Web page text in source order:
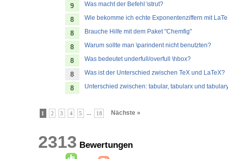
9 Was macht der Befehl \strut?
8 Wie bekomme ich echte Exponentenziffern mit
8 Brauche Hilfe mit dem Paket "Chemfig"
8 Warum sollte man \parindent nicht benutzten?
8 Was bedeutet underfull/overfull \hbox?
8 Was ist der Unterschied zwischen TeX und LaTeX?
8 Unterschied zwischen: tabular, tabularx und
1 2 3 4 5 ... 18 Nächste »
2313 Bewertungen